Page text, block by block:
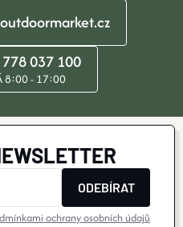
037 100
8:00 - 17:00
ODEBÍRAT
ochrany osobních údajů